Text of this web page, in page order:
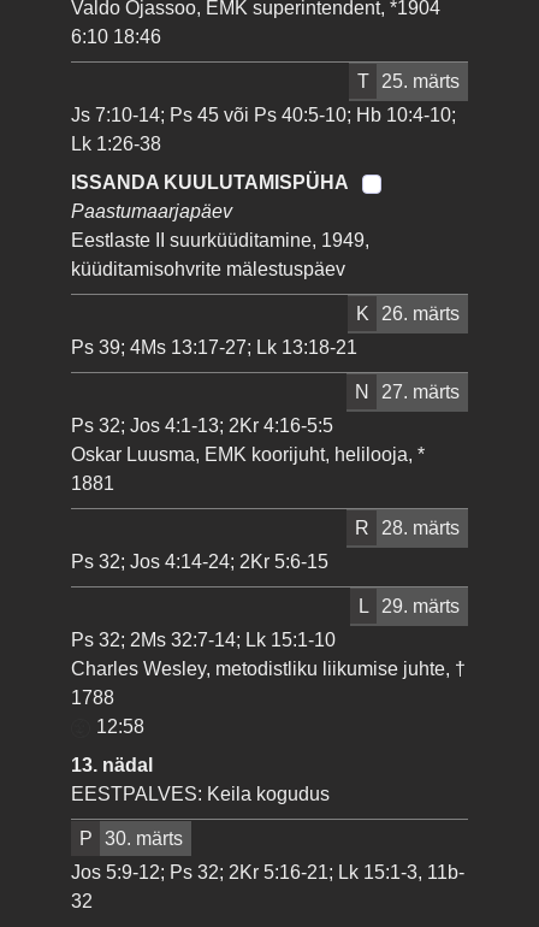
Valdo Ojassoo, EMK superintendent, *1904
6:10 18:46
T
25. märts
Js 7:10-14; Ps 45 või Ps 40:5-10; Hb 10:4-10;
Lk 1:26-38
ISSANDA KUULUTAMISPÜHA
Paastumaarjapäev
Eestlaste II suurküüditamine, 1949,
küüditamisohvrite mälestuspäev
K
26. märts
Ps 39; 4Ms 13:17-27; Lk 13:18-21
N
27. märts
Ps 32; Jos 4:1-13; 2Kr 4:16-5:5
Oskar Luusma, EMK koorijuht, helilooja, *
1881
R
28. märts
Ps 32; Jos 4:14-24; 2Kr 5:6-15
L
29. märts
Ps 32; 2Ms 32:7-14; Lk 15:1-10
Charles Wesley, metodistliku liikumise juhte, †
1788
12:58
13. nädal
EESTPALVES: Keila kogudus
P
30. märts
Jos 5:9-12; Ps 32; 2Kr 5:16-21; Lk 15:1-3, 11b-
32